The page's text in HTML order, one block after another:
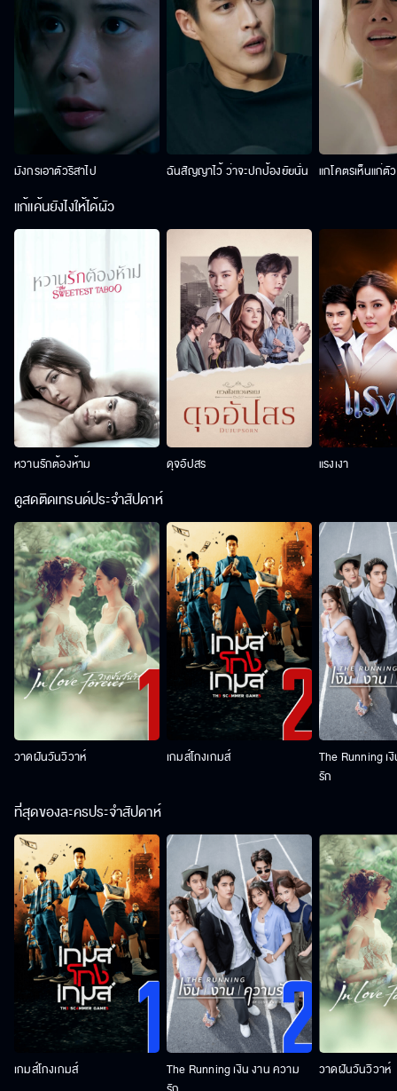
มังกรเอาตัวริสาไป ฉันสัญญาไว้ ว่าจะปกป้องยัยนั่น แกโคตรเห็นแก่ตั
แก้แค้นยังไงให้ได้ผัว
หวานรักต้องห้าม ดุจอัปสร แรงเงา
ดูสดติดเทรนด์ประจำสัปดาห์
วาดฝันวันวิวาห์ เกมส์โกงเกมส์
The Running เ
รัก
ที่สุดของละครประจำสัปดาห์
เกมส์โกงเกมส์
The Running เงิน งาน ความ
วาดฝันวันวิวาห์